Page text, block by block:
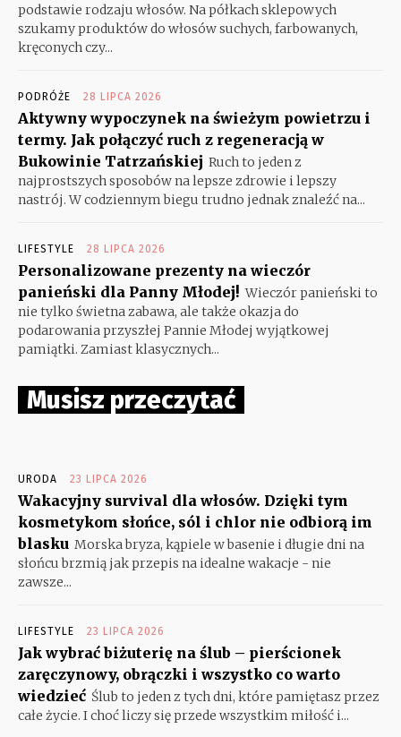
podstawie rodzaju włosów. Na półkach sklepowych
szukamy produktów do włosów suchych, farbowanych,
kręconych czy...
PODRÓŻE 28 LIPCA 2026
Aktywny wypoczynek na świeżym powietrzu i
termy. Jak połączyć ruch z regeneracją w
Bukowinie Tatrzańskiej Ruch to jeden z
najprostszych sposobów na lepsze zdrowie i lepszy
nastrój. W codziennym biegu trudno jednak znaleźć na...
LIFESTYLE 28 LIPCA 2026
Personalizowane prezenty na wieczór
panieński dla Panny Młodej! Wieczór panieński to
nie tylko świetna zabawa, ale także okazja do
podarowania przyszłej Pannie Młodej wyjątkowej
pamiątki. Zamiast klasycznych...
Musisz przeczytać
URODA 23 LIPCA 2026
Wakacyjny survival dla włosów. Dzięki tym
kosmetykom słońce, sól i chlor nie odbiorą im
blasku Morska bryza, kąpiele w basenie i długie dni na
słońcu brzmią jak przepis na idealne wakacje - nie
zawsze...
LIFESTYLE 23 LIPCA 2026
Jak wybrać biżuterię na ślub – pierścionek
zaręczynowy, obrączki i wszystko co warto
wiedzieć Ślub to jeden z tych dni, które pamiętasz przez
całe życie. I choć liczy się przede wszystkim miłość i...